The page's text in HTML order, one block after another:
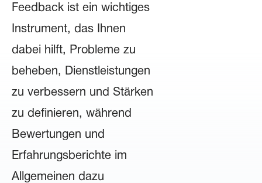
Feedback ist ein wichtiges
Instrument, das Ihnen
dabei hilft, Probleme zu
beheben, Dienstleistungen
zu verbessern und Stärken
zu definieren, während
Bewertungen und
Erfahrungsberichte im
Allgemeinen dazu